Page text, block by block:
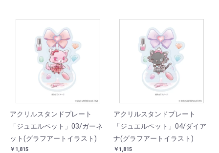
アクリルスタンドプレート
「ジュエルペット」03/ガーネ
ット(グラフアートイラスト)
￥1,815
アクリルスタンドプレート
「ジュエルペット」04/ダイア
ナ(グラフアートイラスト)
￥1,815